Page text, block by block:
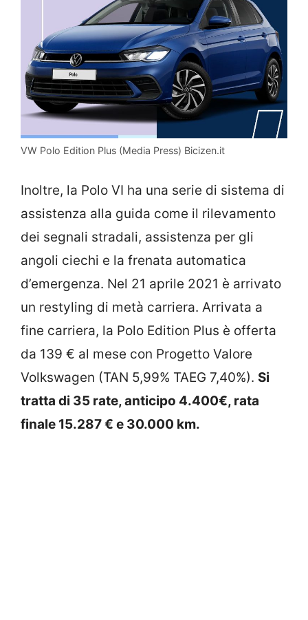
VW Polo Edition Plus (Media Press) Bicizen.it
Inoltre, la Polo VI ha una serie di sistema di
assistenza alla guida come il rilevamento
dei segnali stradali, assistenza per gli
angoli ciechi e la frenata automatica
d’emergenza. Nel 21 aprile 2021 è arrivato
un restyling di metà carriera. Arrivata a
fine carriera, la Polo Edition Plus è offerta
da 139 € al mese con Progetto Valore
Volkswagen (TAN 5,99% TAEG 7,40%). Si
tratta di 35 rate, anticipo 4.400€, rata
finale 15.287 € e 30.000 km.